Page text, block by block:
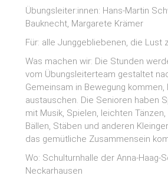
Übungsleiter:innen: Hans-Martin
Bauknecht, Margarete Krämer
Für: alle Junggebliebenen, die Lust
Was machen wir: Die Stunden
vom Übungsleiterteam gestaltet
Gemeinsam in Bewegung
austauschen. Die Senioren haben
mit Musik, Spielen, leichten
Bällen, Stäben und anderen
das gemütliche Zusammensein
Wo: Schulturnhalle der Anna-Haag-
Neckarhausen